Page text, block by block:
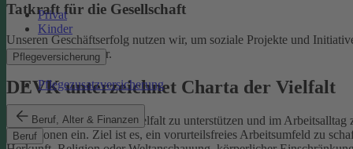
Privat
Kinder
Pflegeversicherung
Pflegezusatzversicherung
Beruf, Alter & Finanzen
Beruf
Tatkraft für die Gesellschaft
Unseren Geschäftserfolg nutzen wir, um soziale Projekte und
Familien und Kinder.
DEVK unterzeichnet Charta der Vielfalt
Als Selbstverpflichtung, Vielfalt zu unterstützen und im
Institutionen ein. Ziel ist es, ein vorurteilsfreies Arbeitsumfeld zu